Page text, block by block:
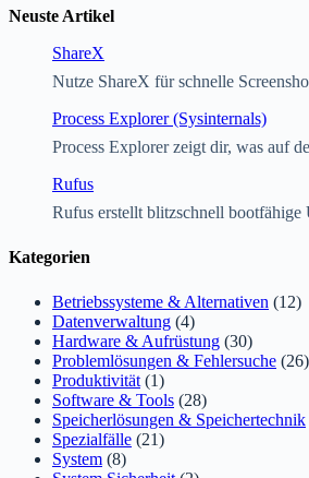
Neuste Artikel
ShareX
Nutze ShareX für schnelle
Process Explorer (Sysinternals)
Process Explorer zeigt dir, was auf
Rufus
Rufus erstellt blitzschnell
Kategorien
Betriebssysteme & Alternativen (12)
Datenverwaltung (4)
Hardware & Aufrüstung (30)
Problemlösungen & Fehlersuche (26)
Produktivität (1)
Software & Tools (28)
Speicherlösungen & Speichertechnik
Spezialfälle (21)
System (8)